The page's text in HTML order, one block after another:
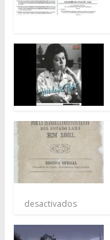
desactivados